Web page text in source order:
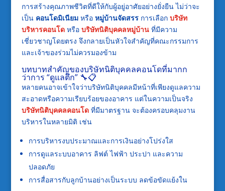
การสร้างคุณภาพชีวิตที่ดีให้กับผู้อยู่อาศัยอย่างยั่งยืน ไม่ว่าจะ
เป็น คอนโดมิเนียมหรือ หมู่บ้านจัดสรรการเลือก บริษัท
บริหารคอนโดหรือ บริษัทนิติบุคคลหมู่บ้านที่มีความ
เชี่ยวชาญโดยตรง จึงกลายเป็นหัวใจสำคัญที่คณะกรรมการ
และเจ้าของร่วมไม่ควรมองข้าม
บทบาทสำคัญของบริษัทนิติบุคคลคอนโดที่มากก
ว่าการ “ดูแลตึก” 🔧📋
หลายคนอาจเข้าใจว่าบริษัทนิติบุคคลมีหน้าที่เพียงดูแลความ
สะอาดหรือความเรียบร้อยของอาคาร แต่ในความเป็นจริง
บริษัทนิติบุคคลคอนโดที่มีมาตรฐาน จะต้องครอบคลุมงาน
บริหารในหลายมิติ เช่น
การบริหารงบประมาณและการเงินอย่างโปร่งใส
การดูแลระบบอาคาร ลิฟต์ ไฟฟ้า ประปา และความ
ปลอดภัย
การสื่อสารกับลูกบ้านอย่างเป็นระบบ ลดข้อขัดแย้งใน